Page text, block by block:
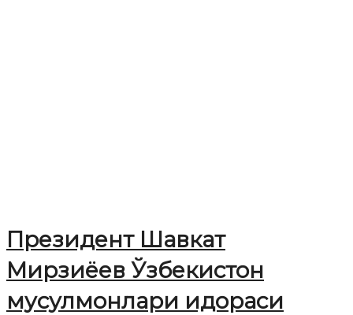
Президент Шавкат
Мирзиёев Ўзбекистон
мусулмонлари идораси